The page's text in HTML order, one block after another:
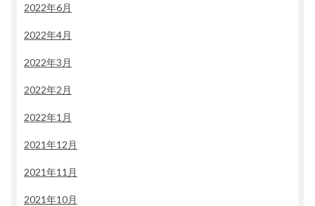
2022年6月
2022年4月
2022年3月
2022年2月
2022年1月
2021年12月
2021年11月
2021年10月